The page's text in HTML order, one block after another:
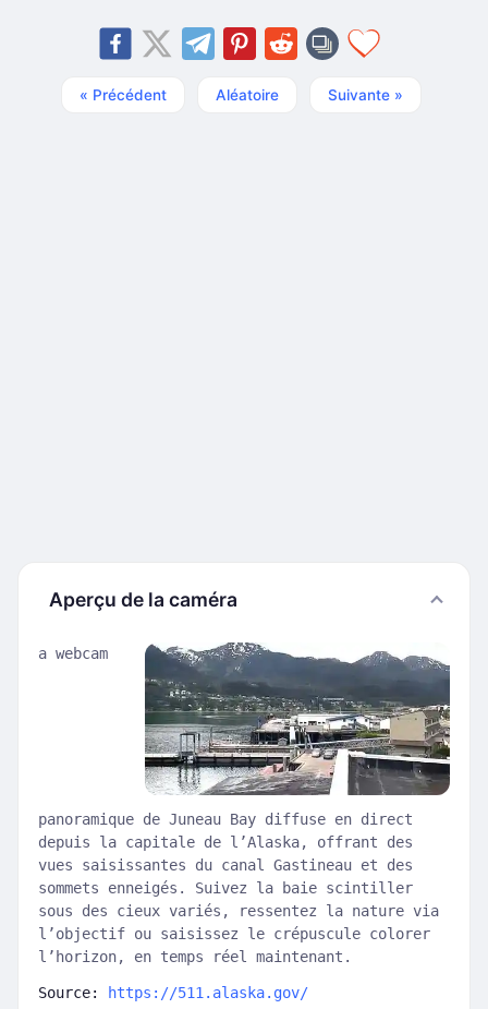
« Précédent Aléatoire Suivante »
Aperçu de la caméra
a webcam
panoramique de Juneau Bay diffuse en direct
depuis la capitale de l’Alaska, offrant des
vues saisissantes du canal Gastineau et des
sommets enneigés. Suivez la baie scintiller
sous des cieux variés, ressentez la nature via
l’objectif ou saisissez le crépuscule colorer
l’horizon, en temps réel maintenant.
Source: https://511.alaska.gov/